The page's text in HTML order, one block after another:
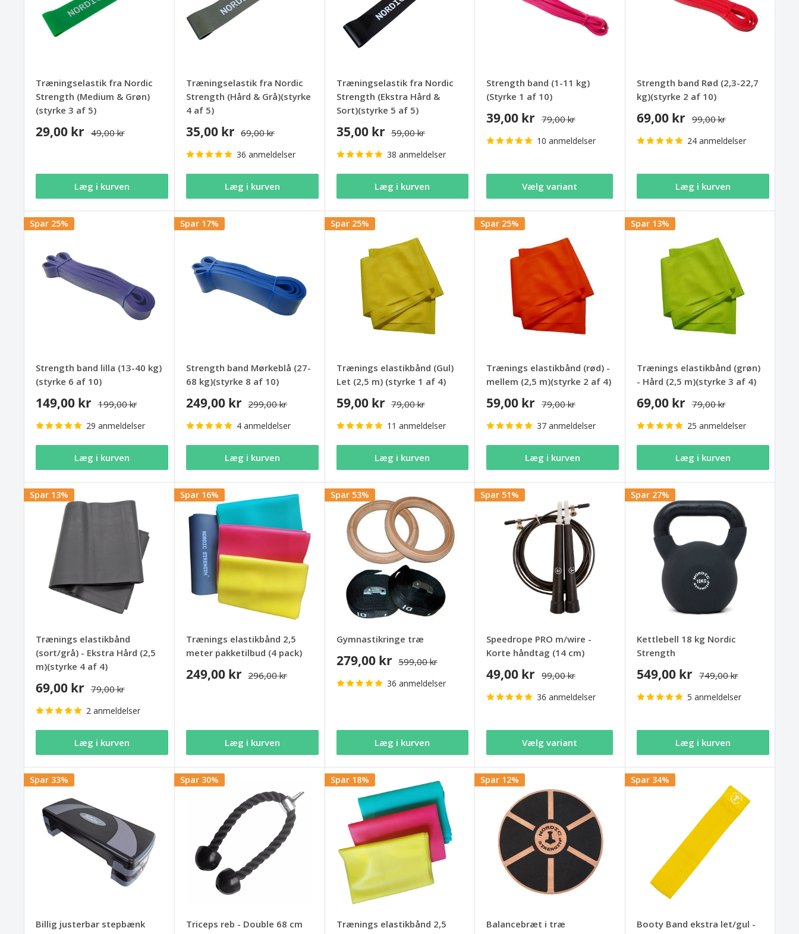
Træningselastik fra Nordic
Strength (Medium & Grøn)
(styrke 3 af 5)
29,00 kr 49,00 kr
Læg i kurven
Træningselastik fra Nordic
Strength (Hård & Grå)(styrke
4 af 5)
35,00 kr 69,00 kr
36 anmeldelser
Læg i kurven
Træningselastik fra Nordic
Strength (Ekstra Hård &
Sort)(styrke 5 af 5)
35,00 kr 59,00 kr
38 anmeldelser
Læg i kurven
Strength band (1-11 kg)
(Styrke 1 af 10)
39,00 kr 79,00 kr
10 anmeldelser
Vælg variant
Strength band Rød (2,3-22,7
kg)(styrke 2 af 10)
69,00 kr 99,00 kr
24 anmeldelser
Læg i kurven
Spar 25%
Strength band lilla (13-40 kg)
(styrke 6 af 10)
149,00 kr 199,00 kr
29 anmeldelser
Læg i kurven
Spar 17%
Strength band Mørkeblå (27-
68 kg)(styrke 8 af 10)
249,00 kr 299,00 kr
4 anmeldelser
Læg i kurven
Spar 25%
Trænings elastikbånd (Gul)
Let (2,5 m) (styrke 1 af 4)
59,00 kr 79,00 kr
11 anmeldelser
Læg i kurven
Spar 25%
Trænings elastikbånd (rød) -
mellem (2,5 m)(styrke 2 af 4)
59,00 kr 79,00 kr
37 anmeldelser
Læg i kurven
Spar 13%
Trænings elastikbånd (grøn)
- Hård (2,5 m)(styrke 3 af 4)
69,00 kr 79,00 kr
25 anmeldelser
Læg i kurven
Spar 13%
Trænings elastikbånd
(sort/grå) - Ekstra Hård (2,5
m)(styrke 4 af 4)
69,00 kr 79,00 kr
2 anmeldelser
Læg i kurven
Spar 16%
Trænings elastikbånd 2,5
meter pakketilbud (4 pack)
249,00 kr 296,00 kr
Læg i kurven
Spar 53%
Gymnastikringe træ
279,00 kr 599,00 kr
36 anmeldelser
Læg i kurven
Spar 51%
Speedrope PRO m/wire -
Korte håndtag (14 cm)
49,00 kr 99,00 kr
36 anmeldelser
Vælg variant
Spar 27%
Kettlebell 18 kg Nordic
Strength
549,00 kr 749,00 kr
5 anmeldelser
Læg i kurven
Spar 33%
Billig justerbar stepbænk
Spar 30%
Triceps reb - Double 68 cm
Spar 18%
Trænings elastikbånd 2,5
Spar 12%
Balancebræt i træ
Spar 34%
Booty Band ekstra let/gul -